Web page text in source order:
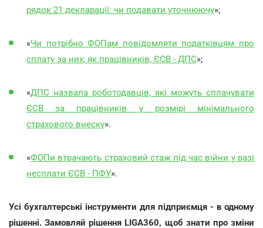
рядок 21 декларації: чи подавати уточнюючу»;
«Чи потрібно ФОПам повідомляти податківцям про
сплату за них, як працівників, ЄСВ - ДПС»;
«ДПС назвала роботодавців, які можуть сплачувати
ЄСВ за працівників у розмірі мінімального
страхового внеску».
«ФОПи втрачають страховий стаж під час війни у разі
несплати ЄСВ - ПФУ».
Усі бухгалтерські інструменти для підприємця - в одному
рішенні. Замовляй рішення LIGA360, щоб знати про зміни